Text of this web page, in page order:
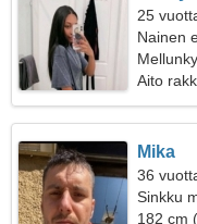
25
Nainen
Aito
Mika
36
Sinkku
182 cm